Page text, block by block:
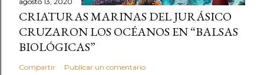
CRIATURAS MARINAS DEL JURÁSICO
CRUZARON LOS OCÉANOS EN “BALSAS
BIOLÓGICAS”
Compartir Publicar un comentario